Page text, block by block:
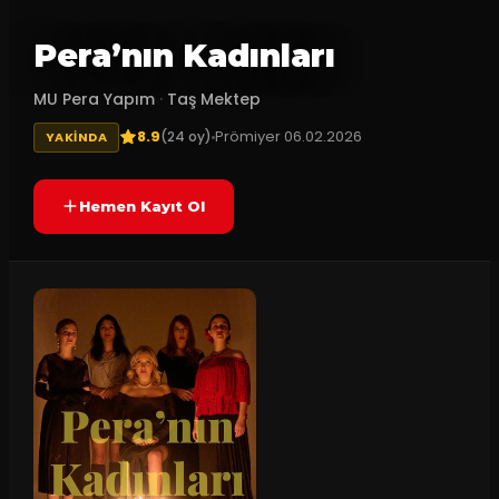
Pera’nın Kadınları
MU Pera Yapım · Taş Mektep
YAKINDA 8.9(24 oy)Prömiyer 06.02.2026
Hemen Kayıt Ol